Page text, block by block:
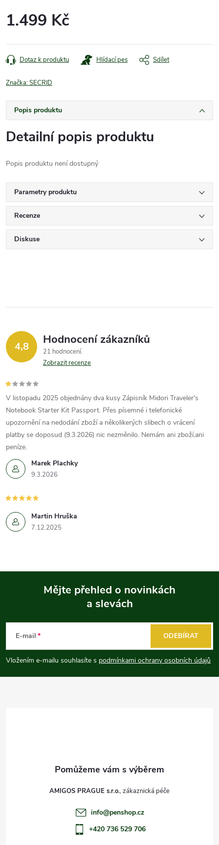
1.499 Kč
cena:
Dotaz k produktu Hlídací pes Sdílet
Značka:SECRID
Popis produktu
Detailní popis produktu
Popis produktu není dostupný
Parametry produktu
Recenze
Diskuse
4,8 Hodnocení zákazníků
21 hodnocení
Zobrazit recenze
Marek Plachky
9.3.2026
V listopadu 2025 objednány dva kusy Zápisník Midori Traveler's
Notebook Starter Kit Passport. Přes písemné i telefonické
upozornění na nedodání zboží a několikerých slibech o vrácení
platby se doposud (9.3.2026) nic nezměnilo. Nemám ani zboží,ani
peníze.
Martin Hruška
7.12.2025
p
a
Mějte přehled o novinkách
a slevách
E-mail
Vložením e-mailu souhlasíte s podmínkami ochrany osobních údajů
ODEBÍRAT
AMIGOS PRAGUE s.r.o.
info@penshop.cz
+420 736 529 706